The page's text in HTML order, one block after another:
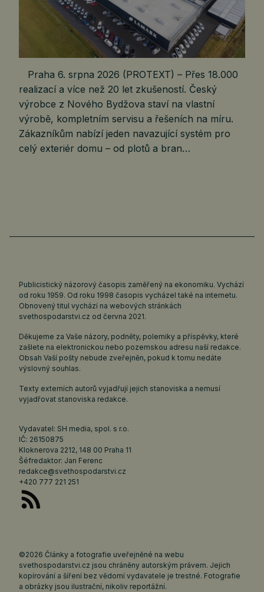
Praha 6. srpna 2026 (PROTEXT) – Přes 18.000
realizací a více než 20 let zkušeností. Český
výrobce z Nového Bydžova staví na vlastní
výrobě, kompletním servisu a řešeních na míru.
Zákazníkům nabízí jeden navazující systém pro
celý exteriér domu – od plotů a bran…
Publicistický názorový časopis zaměřený na ekonomiku. Vychází
od roku 1959. Od roku 1998 časopis vycházel také na internetu.
Obnovený titul vychází na webových stránkách
svethospodarstvi.cz od června 2021.
Děkujeme za Vaše názory, podněty, polemiky a příspěvky, které
zašlete na elektronickou nebo pozemskou adresu naší redakce.
Obsah Vaší pošty nebude zveřejněn, pokud k tomu nedáte
výslovný souhlas.
Texty externích autorů vyjadřují jejich stanoviska a nemusí
vyjadřovat stanoviska redakce.
Vydavatel: SH media, spol. s r.o.
IČ: 26150875
Kloknerova 2212, 148 00 Praha 11
Šéfredaktor: Jan Ferenc
redakce@svethospodarstvi.cz
+420 777 221 251
©2026 Články a fotografie uveřejněné na webu
svethospodarstvi.cz jsou chráněny autorským právem. Jejich
kopírování a šíření bez vědomí vydavatele je trestné. Fotografie
a obrázky jsou ilustrační, nikoliv reportážní.